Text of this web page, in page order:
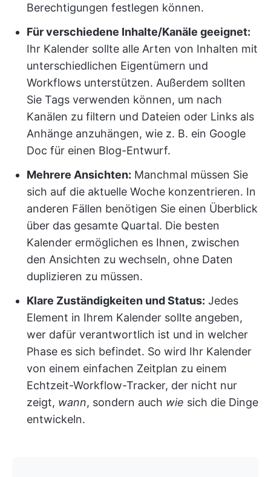
Berechtigungen festlegen können.
Für verschiedene Inhalte/Kanäle geeignet:
Ihr Kalender sollte alle Arten von Inhalten mit
unterschiedlichen Eigentümern und
Workflows unterstützen. Außerdem sollten
Sie Tags verwenden können, um nach
Kanälen zu filtern und Dateien oder Links als
Anhänge anzuhängen, wie z. B. ein Google
Doc für einen Blog-Entwurf.
Mehrere Ansichten: Manchmal müssen Sie
sich auf die aktuelle Woche konzentrieren. In
anderen Fällen benötigen Sie einen Überblick
über das gesamte Quartal. Die besten
Kalender ermöglichen es Ihnen, zwischen
den Ansichten zu wechseln, ohne Daten
duplizieren zu müssen.
Klare Zuständigkeiten und Status: Jedes
Element in Ihrem Kalender sollte angeben,
wer dafür verantwortlich ist und in welcher
Phase es sich befindet. So wird Ihr Kalender
von einem einfachen Zeitplan zu einem
Echtzeit-Workflow-Tracker, der nicht nur
zeigt, wann, sondern auch wie sich die Dinge
entwickeln.